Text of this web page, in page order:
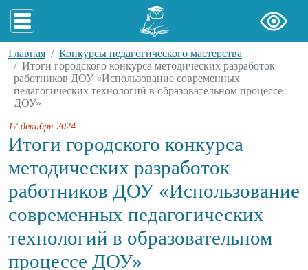
Главная
Конкурсы педагогического мастерства
Итоги городского конкурса методических разработок
работников ДОУ «Использование современных
педагогических технологий в образовательном процессе
ДОУ»
17 декабря 2024
Итоги городского конкурса
методических разработок
работников ДОУ «Использование
современных педагогических
технологий в образовательном
процессе ДОУ»